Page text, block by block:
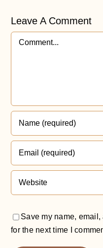
Leave A Comment
Comment
Save my name,
for the next time I